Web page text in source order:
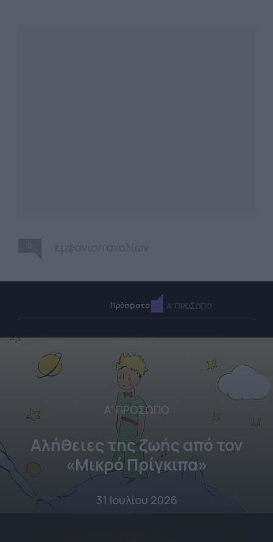
Πρόσφατα Α' ΠΡΟΣΩΠΟ
Α' ΠΡΟΣΩΠΟ
Αλήθειες της ζωής από τον
«Μικρό Πρίγκιπα»
31 Ιουλίου 2026